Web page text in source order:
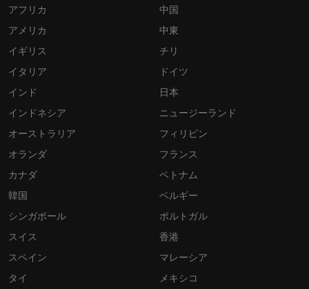
アフリカ
アメリカ
イギリス
イタリア
インド
インドネシア
オーストラリア
オランダ
カナダ
韓国
シンガポール
スイス
スペイン
タイ
中国
中東
チリ
ドイツ
日本
ニュージーランド
フィリピン
フランス
ベトナム
ベルギー
ポルトガル
香港
マレーシア
メキシコ